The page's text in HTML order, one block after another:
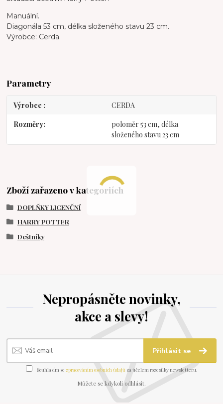
Manuální.
Diagonála 53 cm, délka složeného stavu 23 cm.
Výrobce: Cerda.
Parametry
Výrobce CERDA
Rozměry
poloměr 53 cm, délka
složeného stavu 23 cm
Zboží zařazeno v kategoriích
DOPLŇKY LICENČNÍ
HARRY POTTER
Deštníky
Nepropásněte novinky,
akce a slevy!
Přihlásit se
Souhlasím se zpracováním osobních údajů za účelem rozesílky newsletteru.
Můžete se kdykoli odhlásit.